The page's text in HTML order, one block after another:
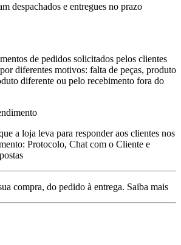
despachados e entregues no prazo
de pedidos solicitados pelos clientes
diferentes motivos: falta de peças, produto
diferente ou pelo recebimento fora do
a loja leva para responder aos clientes nos
Protocolo, Chat com o Cliente e
compra, do pedido à entrega. Saiba mais